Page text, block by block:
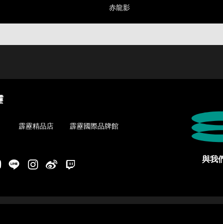
赤龍影
霹靂精品店 霹靂國際品牌館
YoutubeLINE Instgram新浪微博 與我